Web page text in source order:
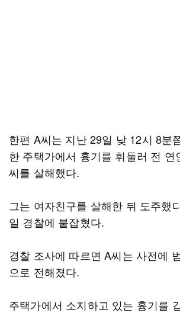
한편 A씨는 지난 29일 낮 12시 8분
한 주택가에서 흉기를 휘둘러 전 연
씨를 살해했다.
그는 여자친구를 살해한 뒤 도주했
일 경찰에 붙잡혔다.
경찰 조사에 따르면 A씨는 사전에
으로 전해졌다.
주택가에서 소지하고 있는 흉기를